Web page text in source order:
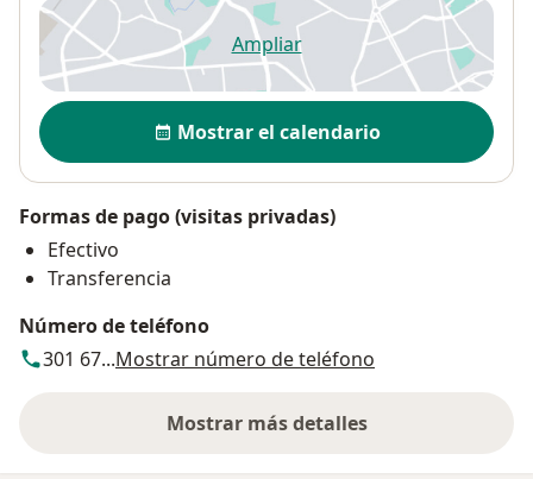
Ampliarse abre en una nueva
Disponibilidad
Mostrar el calendario
Formas de pago (visitas privadas)
Efectivo
Transferencia
Número de teléfono
301 67...Mostrar número de teléfono
Mostrar más detalles
sobre la dirección